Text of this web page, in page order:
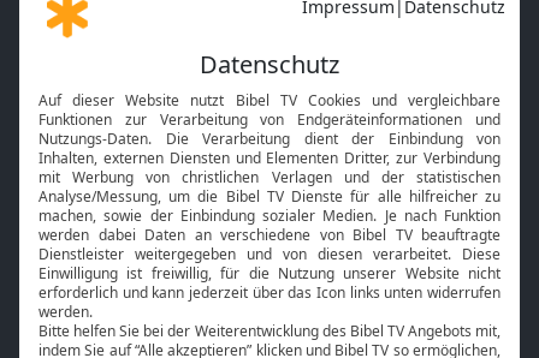
Gott und Bibel erklärt
Neuigkeiten
Mobile App
Smart TV
HbbTV
Bibelthek Online-Bibel
Nächster Gottesdienst
Bibel TV
Über uns
Service
Kontakt